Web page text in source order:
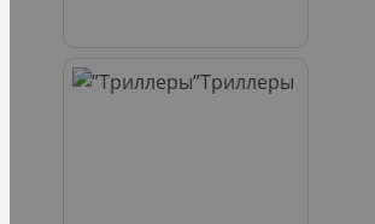
Триллеры